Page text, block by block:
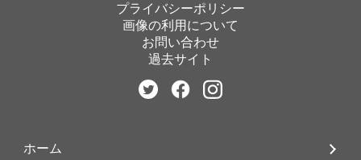
プライバシーポリシー
画像の利用について
お問い合わせ
過去サイト
ホーム